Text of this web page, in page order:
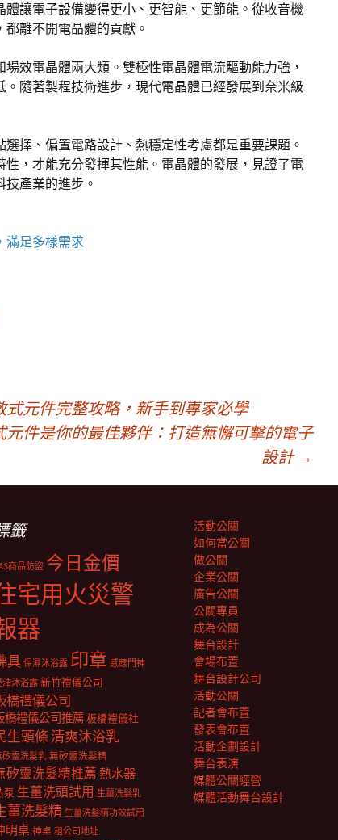
體讓電子設備變得更小、更智能、更節能。從收音機
離不開電晶體的貢獻。
效電晶體兩大類。雙極性電晶體電流驅動能力強，
隨著製程技術進步，現代電晶體已經發展到奈米級
擇、偏置電路設計、熱穩定性考慮都是重要課題。
，才能充分發揮其性能。電晶體的發展，見證了電
產業的進步。
滿足多樣需求
式元件完整攻略，新手到專家必學
件是你的最佳夥伴：打造無懈可擊的電子
設計 →
籤
商品防盜 今日金價
宅用火災警
器
具 保濕沐浴露 印章 感應門神
油沐浴露 新竹禮儀公司
橋禮儀公司
橋禮儀公司推薦板橋禮儀社
生頭條清爽沐浴乳
矽靈洗髮乳 無矽靈洗髮精
矽靈洗髮精推薦 熱水器
泵 生薑洗頭試用 生薑洗髮乳
薑洗髮精 生薑洗髮精功效試用
明桌 神桌 租公司地址
活動公關
如何當公關
做公關
企業公關
廣告公關
公關專員
成為公關
舞台設計
會場布置
舞台設計公司
活動公關
記者會布置
發表會布置
活動企劃設計
舞台表演
媒體公關經營
媒體活動舞台設計